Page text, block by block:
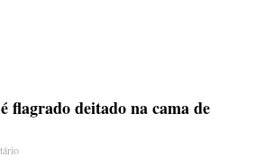
flagrado deitado na cama de